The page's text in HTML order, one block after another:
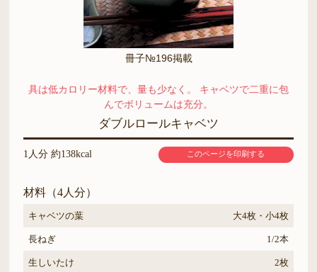
冊子№196掲載
具は低カロリー材料で、量も少なく。 キャベツで二重に包
んでボリュームは充分。
ダブルロールキャベツ
1人分 約138kcal このページを印刷する
材料（4人分）
キャベツの葉 大4枚・小4枚
長ねぎ 1/2本
生しいたけ 2枚